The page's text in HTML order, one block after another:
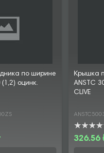
по ширине
оцинк.
Крышка
ANSTC
CLIVE
326.56